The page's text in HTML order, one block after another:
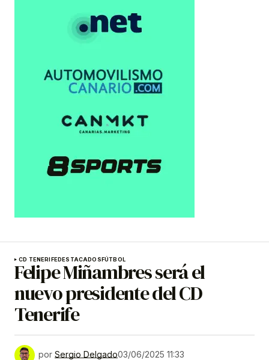
CD TENERIFEDESTACADOSFÚTBOL
Felipe Miñambres será el
nuevo presidente del CD
Tenerife
por Sergio Delgado03/06/2025 11:33